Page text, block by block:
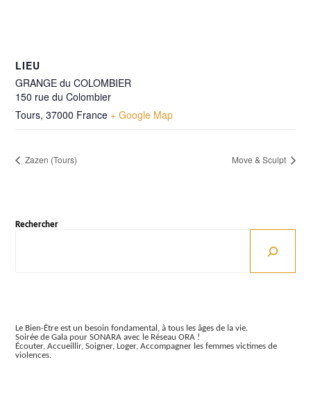
LIEU
GRANGE du COLOMBIER
150 rue du Colombier
Tours, 37000 France + Google Map
Zazen (Tours) Move & Sculpt
Rechercher
Le Bien-Être est un besoin fondamental, à tous les âges de la vie.
Soirée de Gala pour SONARA avec le Réseau ORA !
Écouter, Accueillir, Soigner, Loger, Accompagner les femmes victimes de
violences.